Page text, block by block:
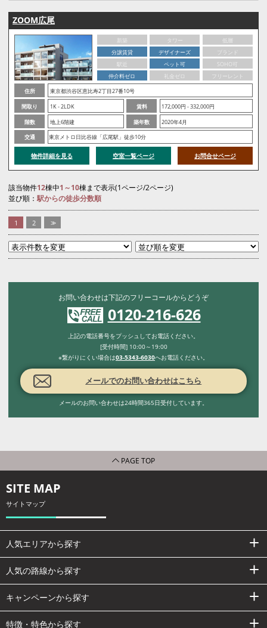
ZOOM広尾
新築 タワー
低層
分譲賃貸
デザイナーズ
ブランド
駅近
ペット可
SOHO可
仲介料ゼロ
礼金ゼロ
フリーレント
住所
東京都渋谷区恵比寿2丁目27番10号
間取り
1K - 2LDK 賃料
172,000円 - 332,000円
階数
地上6階建 築年数
2020年4月
交通
東京メトロ日比谷線「広尾駅」徒歩10分
物件詳細を見る 空室一覧ページ お問合せページ
該当物件12棟中1～10棟まで表示(1ページ/2ページ)
並び順：駅からの徒歩分数順
1 2 >>
お問い合わせは下記のフリーコールからどうぞ
0120-216-626
上記の電話番号をプッシュしてお電話ください。
[受付時間] 10:00～19:00
※繋がりにくい場合は03-5343-6030へお電話ください。
メールでのお問い合わせはこちら
メールのお問い合わせは24時間365日受付しています。
PAGE TOP
SITE MAP
サイトマップ
人気エリアから探す
人気の路線から探す
キャンペーンから探す
特徴・特色から探す